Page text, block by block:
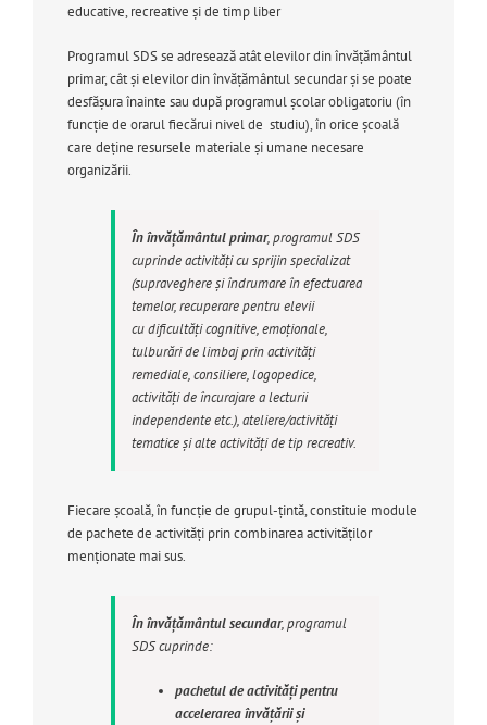
educative, recreative și de timp liber
Programul SDS se adresează atât elevilor din învățământul
primar, cât și elevilor din învățământul secundar și se poate
desfăşura înainte sau după programul şcolar obligatoriu (în
funcţie de orarul fiecărui nivel de studiu), în orice școală
care deține resursele materiale și umane necesare
organizării.
În învăţământul primar, programul SDS
cuprinde activităţi cu sprijin specializat
(supraveghere şi îndrumare în efectuarea
temelor, recuperare pentru elevii
cu dificultăţi cognitive, emoţionale,
tulburări de limbaj prin activităţi
remediale, consiliere, logopedice,
activităţi de încurajare a lecturii
independente etc.), ateliere/activităţi
tematice şi alte activităţi de tip recreativ.
Fiecare şcoală, în funcţie de grupul-ţintă, constituie module
de pachete de activităţi prin combinarea activităţilor
menţionate mai sus.
În învăţământul secundar, programul
SDS cuprinde:
pachetul de activităţi pentru
accelerarea învăţării şi